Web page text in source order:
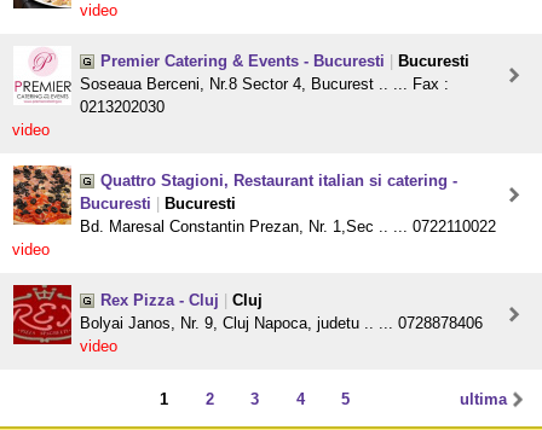
video
Premier Catering & Events - Bucuresti
Bucuresti
Soseaua Berceni, Nr.8 Sector 4, Bucurest .. ... Fax :
0213202030
video
Quattro Stagioni, Restaurant italian si catering -
Bucuresti
Bucuresti
Bd. Maresal Constantin Prezan, Nr. 1,Sec .. ... 0722110022
video
Rex Pizza - Cluj
Cluj
Bolyai Janos, Nr. 9, Cluj Napoca, judetu .. ... 0728878406
video
ultima
1 2 3 4 5